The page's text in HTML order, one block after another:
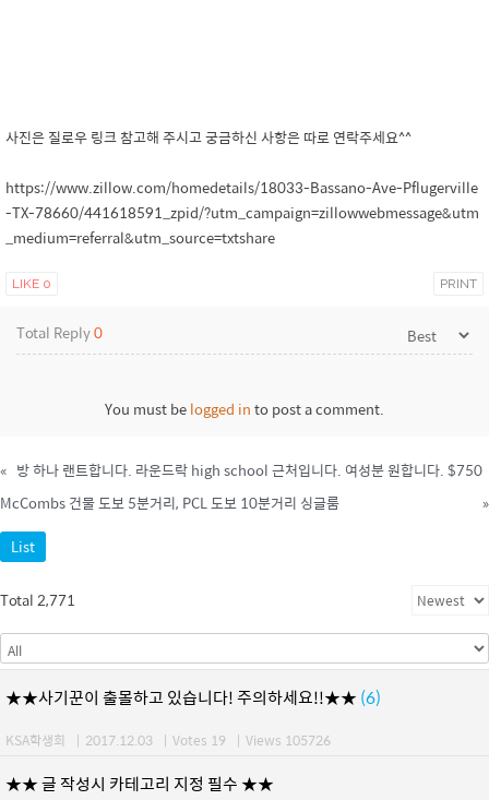
사진은 질로우 링크 참고해 주시고 궁금하신 사항은 따로 연락주세요^^
https://www.zillow.com/homedetails/18033-Bassano-Ave-Pflugerville
-TX-78660/441618591_zpid/?utm_campaign=zillowwebmessage&utm
_medium=referral&utm_source=txtshare
LIKE 0 PRINT
Total Reply0
You must belogged into post a comment.
« 방 하나 랜트합니다. 라운드락 high school 근처입니다. 여성분 원합니다. $750
McCombs 건물 도보 5분거리, PCL 도보 10분거리 싱글룸
»
List
Total 2,771
★★사기꾼이 출몰하고 있습니다! 주의하세요!!★★ (6)
KSA학생회 | 2017.12.03 | Votes 19 | Views 105726
★★ 글 작성시 카테고리 지정 필수 ★★